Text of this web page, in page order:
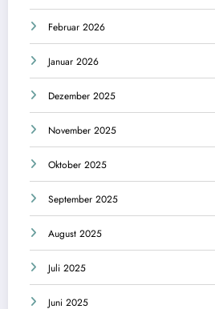
Februar 2026
Januar 2026
Dezember 2025
November 2025
Oktober 2025
September 2025
August 2025
Juli 2025
Juni 2025